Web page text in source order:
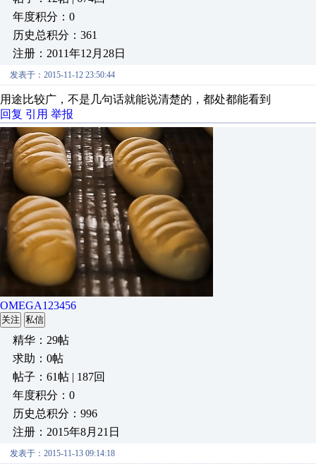
年度积分：0
历史总积分：361
注册：2011年12月28日
发表于：2015-11-12 23:50:44
用途比较广，不是几句话就能说清楚的，都处都能看到
回复 引用 举报
OMEGA123456
关注 私信
精华：29帖
求助：0帖
帖子：61帖 | 187回
年度积分：0
历史总积分：996
注册：2015年8月21日
发表于：2015-11-13 09:14:18